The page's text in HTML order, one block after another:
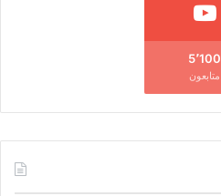
5٬100
متابعون